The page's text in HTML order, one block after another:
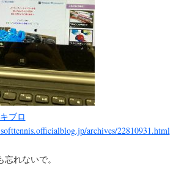
ブロ
archives/22810931.html
れないで。